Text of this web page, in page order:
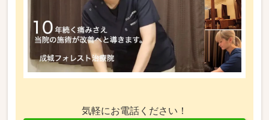
気軽にお電話ください！